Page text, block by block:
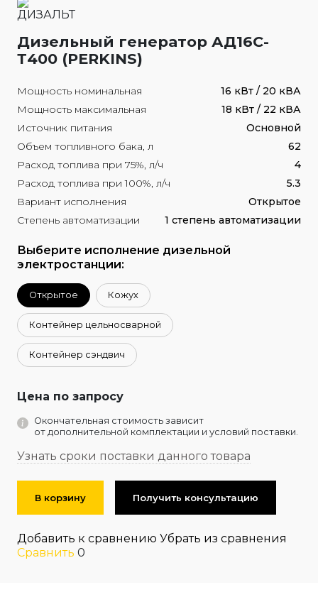
Дизельный генератор АД16С-
Т400 (PERKINS)
Мощность номинальная
16 кВт / 20 кВА
Мощность максимальная
18 кВт / 22 кВА
Источник питания
Основной
Объем топливного бака, л
62
Расход топлива при 75%, л/ч
4
Расход топлива при 100%, л/ч
5.3
Вариант исполнения
Открытое
Степень автоматизации
1 степень автоматизации
Выберите исполнение дизельной
электростанции:
Открытое Кожух
Контейнер цельносварной
Контейнер сэндвич
Цена по запросу
Окончательная стоимость зависит
от дополнительной комплектации и условий поставки.
Узнать сроки поставки данного товара
В корзину Получить консультацию
Добавить к сравнению Убрать из сравнения
Сравнить 0